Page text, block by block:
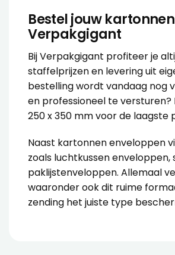
Bestel jouw
Verpakgigant
Bij Verpakgigant profiteer je
staffelprijzen en levering uit
bestelling wordt vandaag nog
en professioneel te
250 x 350 mm voor de laagste
Naast kartonnen enveloppen
zoals luchtkussen enveloppen,
paklijstenveloppen. Allemaal
waaronder ook dit ruime
zending het juiste type